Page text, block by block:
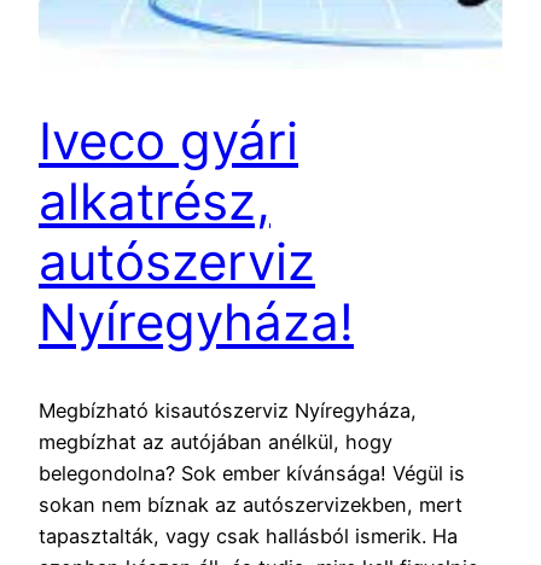
Iveco gyári
alkatrész,
autószerviz
Nyíregyháza!
Megbízható kisautószerviz Nyíregyháza,
megbízhat az autójában anélkül, hogy
belegondolna? Sok ember kívánsága! Végül is
sokan nem bíznak az autószervizekben, mert
tapasztalták, vagy csak hallásból ismerik. Ha